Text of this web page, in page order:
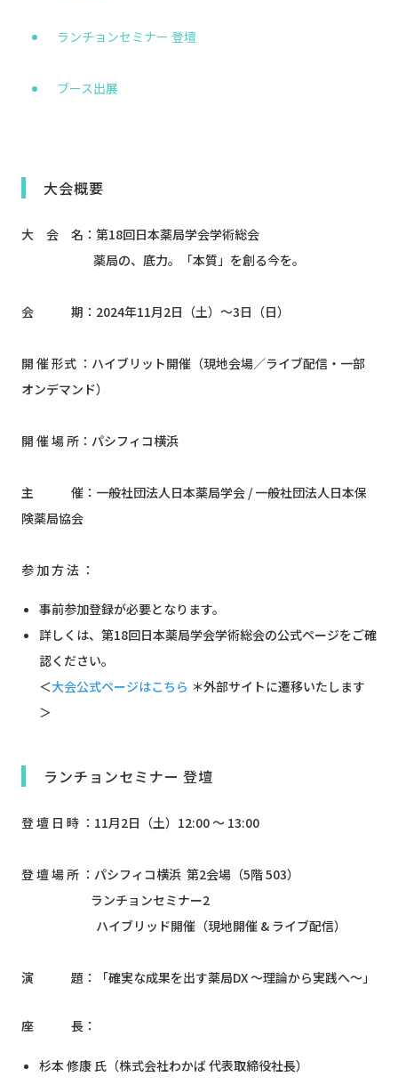
ランチョンセミナー 登壇
ブース出展
大会概要
大 会 名：第18回日本薬局学会学術総会
薬局の、底力。「本質」を創る今を。
会 期：2024年11月2日（土）～3日（日）
開 催 形式 ：ハイブリット開催（現地会場／ライブ配信・一部
オンデマンド）
開 催 場 所：パシフィコ横浜
主 催：一般社団法人日本薬局学会 / 一般社団法人日本保
険薬局協会
参 加 方 法 ：
事前参加登録が必要となります。
詳しくは、第18回日本薬局学会学術総会の公式ページをご確
認ください。
＜大会公式ページはこちら ＊外部サイトに遷移いたします
＞
ランチョンセミナー 登壇
登 壇 日 時 ：11月2日（土）12:00 ～ 13:00
登 壇 場 所 ：パシフィコ横浜 第2会場（5階 503）
ランチョンセミナー2
ハイブリッド開催（現地開催 & ライブ配信）
演 題：「確実な成果を出す薬局DX ～理論から実践へ～」
座 長：
杉本 修康 氏（株式会社わかば 代表取締役社長）